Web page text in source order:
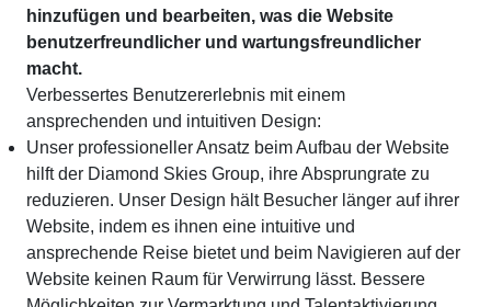
hinzufügen und bearbeiten, was die Website
benutzerfreundlicher und wartungsfreundlicher
macht.
Verbessertes Benutzererlebnis mit einem
ansprechenden und intuitiven Design:
Unser professioneller Ansatz beim Aufbau der Website
hilft der Diamond Skies Group, ihre Absprungrate zu
reduzieren. Unser Design hält Besucher länger auf ihrer
Website, indem es ihnen eine intuitive und
ansprechende Reise bietet und beim Navigieren auf der
Website keinen Raum für Verwirrung lässt. Bessere